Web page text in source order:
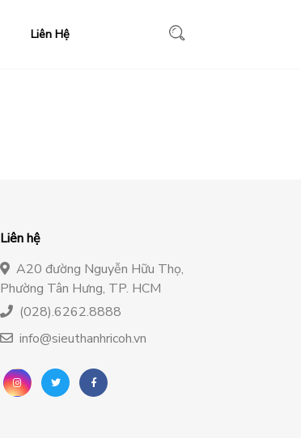
Liên Hệ
Liên hệ
A20 đường Nguyễn Hữu Thọ,
Phường Tân Hưng, TP. HCM
(028).6262.8888
info@sieuthanhricoh.vn